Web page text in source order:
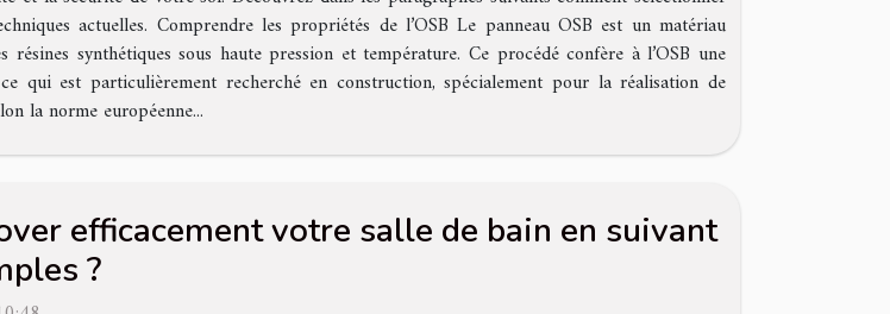
actuelles. Comprendre les propriétés de l’OSB Le panneau OSB est un matériau
résines synthétiques sous haute pression et température. Ce procédé confère à l’OSB une
qui est particulièrement recherché en construction, spécialement pour la réalisation de
la norme européenne...
efficacement votre salle de bain en suivant
?